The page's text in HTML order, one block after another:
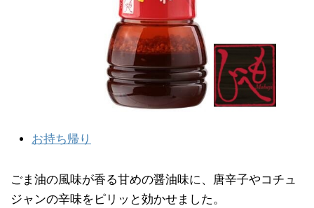
お持ち帰り
ごま油の風味が香る甘めの醤油味に、唐辛子やコチュ
ジャンの辛味をピリッと効かせました。